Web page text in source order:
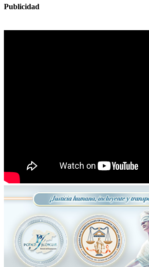
Publicidad